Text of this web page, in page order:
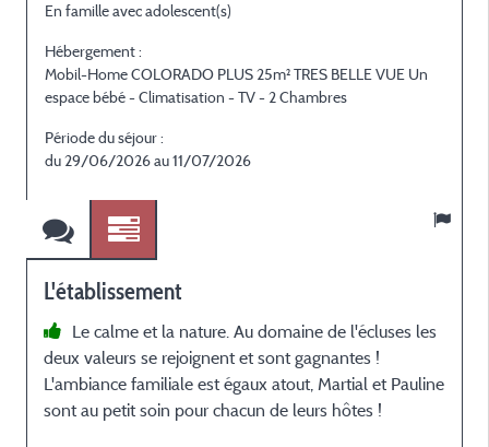
En famille avec adolescent(s)
Hébergement :
Mobil-Home COLORADO PLUS 25m² TRES BELLE VUE Un
espace bébé - Climatisation - TV - 2 Chambres
Période du séjour :
du 29/06/2026 au 11/07/2026
L'établissement
Le calme et la nature. Au domaine de l'écluses les
deux valeurs se rejoignent et sont gagnantes !
L'ambiance familiale est égaux atout, Martial et Pauline
sont au petit soin pour chacun de leurs hôtes !